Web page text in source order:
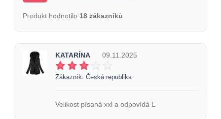
Produkt hodnotilo 18 zákazníků
KATARÍNA 09.11.2025
Zákazník: Česká republika
Velikost písaná xxl a odpovídá L